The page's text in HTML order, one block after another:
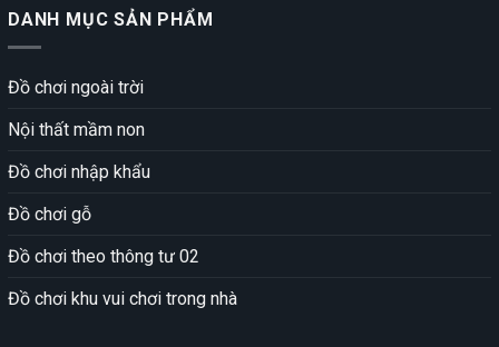
DANH MỤC SẢN PHẨM
Đồ chơi ngoài trời
Nội thất mầm non
Đồ chơi nhập khẩu
Đồ chơi gỗ
Đồ chơi theo thông tư 02
Đồ chơi khu vui chơi trong nhà